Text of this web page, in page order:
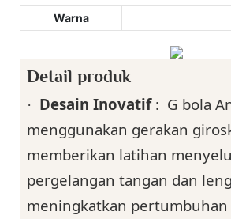
Warna
Detail produk
· Desain Inovatif : G bola
menggunakan gerakan
memberikan latihan
pergelangan tangan dan
meningkatkan pertumbuhan